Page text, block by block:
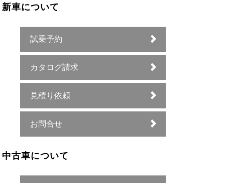
新車について
試乗予約
カタログ請求
見積り依頼
お問合せ
中古車について